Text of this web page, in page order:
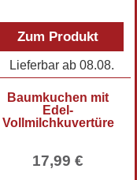
Zum Produkt
Lieferbar ab 08.08.
Baumkuchen mit
Edel-
Vollmilchkuvertüre
17,99 €